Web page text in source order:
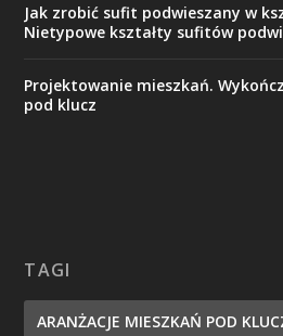
Jak zrobić sufit podwieszany w
Nietypowe kształty sufitów
Projektowanie mieszkań.
pod klucz
TAGI
ARANŻACJE MIESZKAŃ POD